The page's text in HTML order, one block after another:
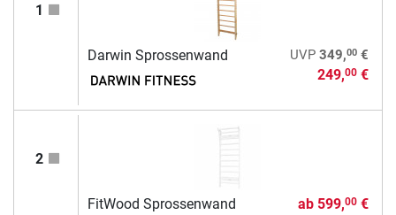
1
Darwin Sprossenwand UVP 349,00€
249,00€
2
FitWood Sprossenwand
ab 599,00€